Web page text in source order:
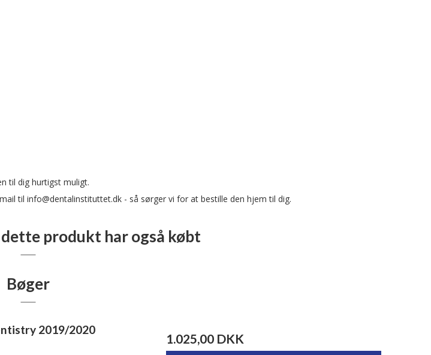
til dig hurtigst muligt.
tilinfo@dentalinstituttet.dk - så sørger vi for at bestille den hjem til dig.
produkt har også købt
Bøger
2019/2020
1.025,00 DKK